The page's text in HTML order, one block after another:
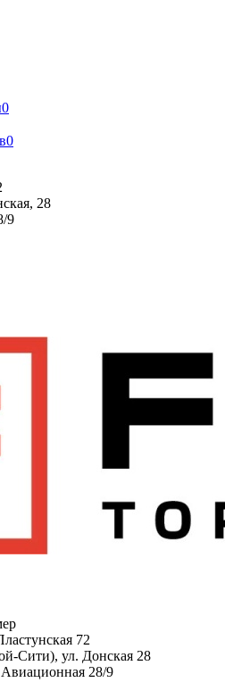
0
0
28
9
72
Сити), ул. Донская 28
28/9